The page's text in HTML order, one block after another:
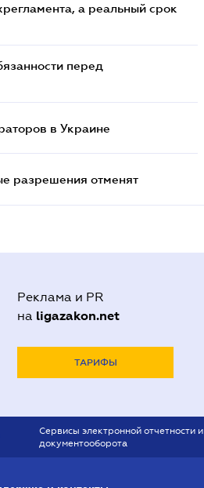
а реальный срок
перед
в Украине
разрешения отменят
Реклама и PR
на ligazakon.net
ТАРИФЫ
Сервисы электронной отчетности и
документооборота